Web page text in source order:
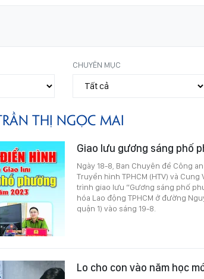
CHUYÊN MỤC
THỊ NGỌC MAI
Giao lưu gương sáng phố
Ngày 18-8, Ban Chuyên đề Công
Truyền hình TPHCM (HTV) và
trình giao lưu “Gương sáng phố
hóa Lao động TPHCM ở đường
quận 1) vào sáng 19-8.
Lo cho con vào năm học